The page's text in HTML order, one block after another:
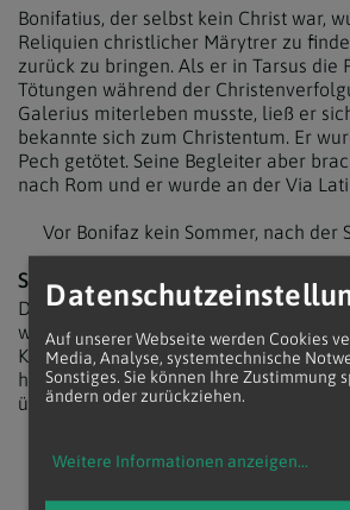
Bonifatius, der selbst kein Christ war,
Reliquien christlicher Märytrer zu
zurück zu bringen. Als er in Tarsus die
Tötungen während der
Galerius miterleben musste, ließ er
bekannte sich zum Christentum. Er
Pech getötet. Seine Begleiter aber
nach Rom und er wurde an der Via
Vor Bonifaz kein Sommer, nach der
SOPHIA VON ROM
Die kalte Sophie erlitt schon als junge
wahrscheinlich während der
Kaiser Diokletian, den Märtyrertod. Die
haben sich im Laufe der Jahrhunderte
über Sophie von Mailand vermischt.
Und zum Schluss fehlt nie die
Die kalt' Sophie, die bringt zum
Auf unserer Webseite werden Cookies
Media, Analyse, systemtechnische
Sonstiges. Sie können Ihre Zustimmung
ändern oder zurückziehen.
Weitere Informationen anzeigen...